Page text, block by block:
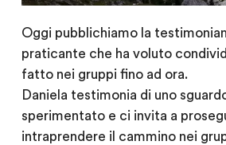
Oggi pubblichiamo la
praticante che ha voluto
fatto nei gruppi fino ad ora.
Daniela testimonia di uno
sperimentato e ci invita a
intraprendere il cammino nei